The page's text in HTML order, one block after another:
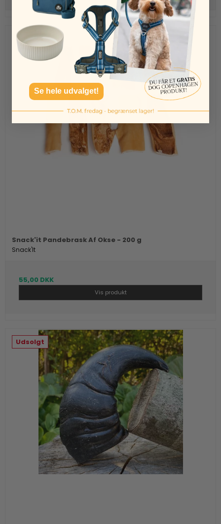
Udsolgt
Snack'it Pandebrask Af Okse - 200 g
Snack'It
55,00 DKK
Vis produkt
Udsolgt
Se hele udvalget!